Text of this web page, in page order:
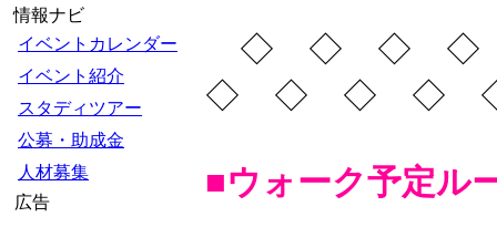
情報ナビ
イベントカレンダー
イベント紹介
スタディツアー
公募・助成金
人材募集
広告
◇ ◇ ◇
◇ ◇ ◇ ◇
■ウォーク予定ル